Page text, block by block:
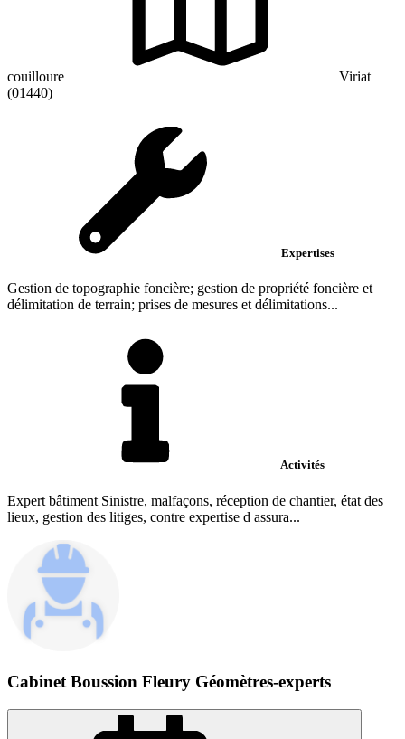
couilloure
Viriat
(01440)
Expertises
Gestion de topographie foncière; gestion de propriété foncière et
délimitation de terrain; prises de mesures et délimitations...
Activités
Expert bâtiment Sinistre, malfaçons, réception de chantier, état des
lieux, gestion des litiges, contre expertise d assura...
Cabinet Boussion Fleury Géomètres-experts